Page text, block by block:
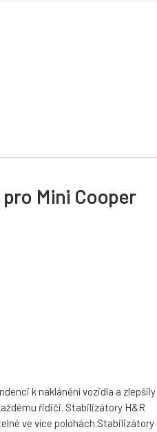
Mini Cooper
k naklánění vozidla a zlepšily
řidiči. Stabilizátory H&R
ve více polohách.Stabilizátory